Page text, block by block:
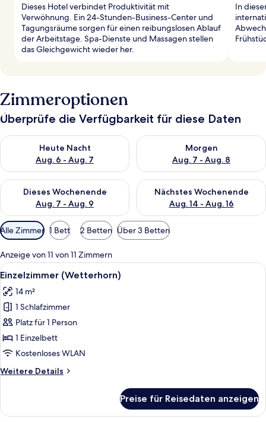
Dieses Hotel verbindet Produktivität mit
Verwöhnung. Ein 24-Stunden-Business-Center und
Tagungsräume sorgen für einen reibungslosen Ablauf
der Arbeitstage. Spa-Dienste und Massagen stellen
das Gleichgewicht wieder her.
In
Zimmeroptionen
Überprüfe die Verfügbarkeit für diese Daten
Heute Nacht
Aug. 6 - Aug. 7
Überprüfe die Verfügbarkeit für heute Nacht, Aug. 6 - Aug. 7.
Morgen
Aug. 7 - Aug. 8
Überprüfe die Verfügbarkeit
Dieses Wochenende
Aug. 7 - Aug. 9
Überprüfe die Verfügbarkeit für dieses Wochenende, Aug. 7
Nächstes Wochenende
Aug. 14 - Aug. 16
Überprüfe die Verfügbarkeit
Verfügbare
Filter
für
Zimmer
Alle Zimmer 1 Bett 2 Betten Über 3 Betten
Anzeige von 11 von 11 Zimmern
Alle
Fotos
für
Einzelzimmer
(Wetterhorn)
anzeigen
Ein Hotelzimmer mit Bett,
9
Einzelzimmer (Wetterhorn)
14 m²
1 Schlafzimmer
Platz für 1 Person
1 Einzelbett
Kostenloses WLAN
Weitere Details
Weitere
(Wetterhorn)
Preise für Reisedaten anzeigen